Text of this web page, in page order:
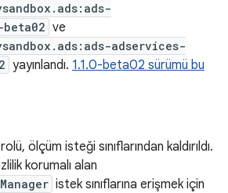
ve
adservices-
yayınlandı. 1.1.0-beta02 sürümü bu
ölçüm isteği sınıflarından kaldırıldı.
korumalı alan
istek sınıflarına erişmek için